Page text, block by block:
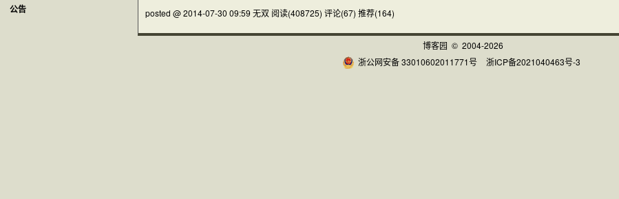
公告 posted @ 2014-07-30 09:59 无双 阅读(408725) 评论(67) 推荐(164)
博客园 © 2004-2026
浙公网安备 33010602011771号
浙ICP备2021040463号-3